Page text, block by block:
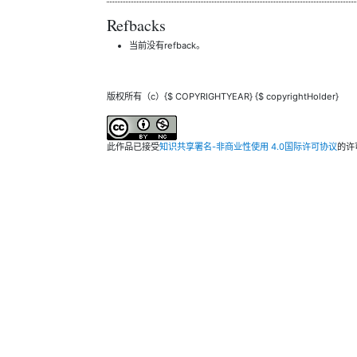
Refbacks
当前没有refback。
版权所有（c）{$ COPYRIGHTYEAR} {$ copyrightHolder}
此作品已接受知识共享署名-非商业性使用 4.0国际许可协议的